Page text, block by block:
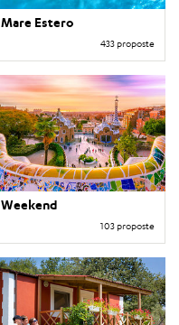
Mare Estero
433 proposte
Weekend
103 proposte